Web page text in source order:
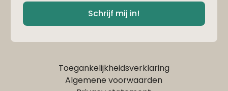
Schrijf mij in!
Toegankelijkheidsverklaring
Algemene voorwaarden